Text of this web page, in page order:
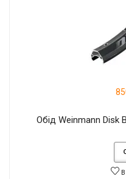
Обід Weinmann Disk